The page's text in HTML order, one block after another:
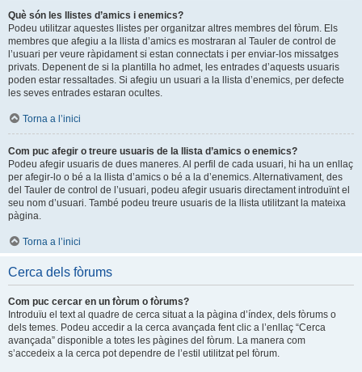
Què són les llistes d’amics i enemics?
Podeu utilitzar aquestes llistes per organitzar altres membres del fòrum. Els
membres que afegiu a la llista d’amics es mostraran al Tauler de control de
l’usuari per veure ràpidament si estan connectats i per enviar-los missatges
privats. Depenent de si la plantilla ho admet, les entrades d’aquests usuaris
poden estar ressaltades. Si afegiu un usuari a la llista d’enemics, per defecte
les seves entrades estaran ocultes.
Torna a l’inici
Com puc afegir o treure usuaris de la llista d’amics o enemics?
Podeu afegir usuaris de dues maneres. Al perfil de cada usuari, hi ha un enllaç
per afegir-lo o bé a la llista d’amics o bé a la d’enemics. Alternativament, des
del Tauler de control de l’usuari, podeu afegir usuaris directament introduïnt el
seu nom d’usuari. També podeu treure usuaris de la llista utilitzant la mateixa
pàgina.
Torna a l’inici
Cerca dels fòrums
Com puc cercar en un fòrum o fòrums?
Introduïu el text al quadre de cerca situat a la pàgina d’índex, dels fòrums o
dels temes. Podeu accedir a la cerca avançada fent clic a l’enllaç “Cerca
avançada” disponible a totes les pàgines del fòrum. La manera com
s’accedeix a la cerca pot dependre de l’estil utilitzat pel fòrum.